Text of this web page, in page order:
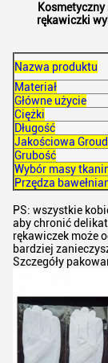
rękawiczki
Nazwa produktu
Materiał
Główne użycie
Ciężki
Długość
Jakościowa Groud
Grubość
Wybór masy
Przędza
PS: wszystkie
aby chronić
rękawiczek może
bardziej
Szczegóły